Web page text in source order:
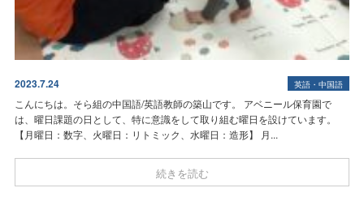
2023.7.24 英語・中国語
こんにちは。そら組の中国語/英語教師の築山です。 アベニール保育園で
は、曜日課題の日として、特に意識をして取り組む曜日を設けています。
【月曜日：数字、火曜日：リトミック、水曜日：造形】 月...
続きを読む